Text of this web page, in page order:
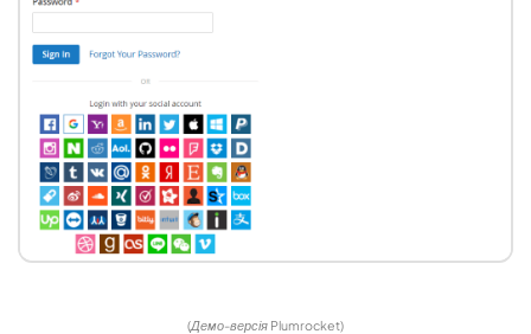
(Демо-версія Plumrocket)